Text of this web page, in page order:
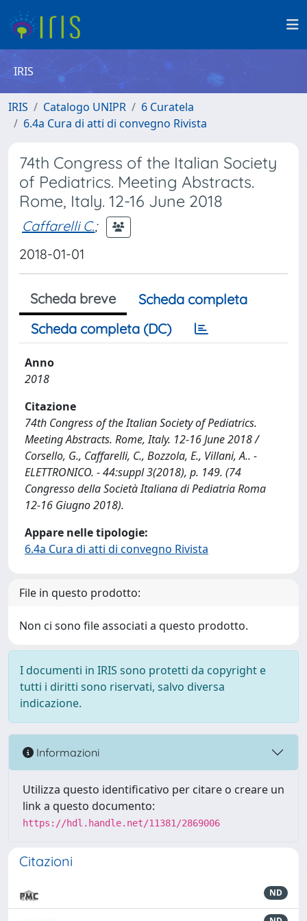
IRIS
IRIS Catalogo UNIPR
6 Curatela
6.4a Cura di atti di convegno Rivista
74th Congress of the Italian Society
of Pediatrics. Meeting Abstracts.
Rome, Italy. 12-16 June 2018
Caffarelli C.;
2018-01-01
Scheda breve
Scheda completa
Scheda completa (DC)
Anno
2018
Citazione
74th Congress of the Italian Society of Pediatrics.
Meeting Abstracts. Rome, Italy. 12-16 June 2018 /
Corsello, G., Caffarelli, C., Bozzola, E., Villani, A.. -
ELETTRONICO. - 44:suppl 3(2018), p. 149. (74
Congresso della Società Italiana di Pediatria Roma
12-16 Giugno 2018).
Appare nelle tipologie:
6.4a Cura di atti di convegno Rivista
File in questo prodotto:
Non ci sono file associati a questo prodotto.
I documenti in IRIS sono protetti da copyright e
tutti i diritti sono riservati, salvo diversa
indicazione.
Informazioni
Utilizza questo identificativo per citare o creare un
link a questo documento:
https://hdl.handle.net/11381/2869006
Citazioni
ND